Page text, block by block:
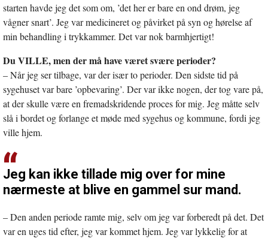
starten havde jeg det som om, ’det her er bare en ond drøm, jeg
vågner snart’. Jeg var medicineret og påvirket på syn og hørelse af
min behandling i trykkammer. Det var nok barmhjertigt!
Du VILLE, men der må have været svære perioder?
– Når jeg ser tilbage, var der især to perioder. Den sidste tid på
sygehuset var bare ’opbevaring’. Der var ikke nogen, der tog vare på,
at der skulle være en fremadskridende proces for mig. Jeg måtte selv
slå i bordet og forlange et møde med sygehus og kommune, fordi jeg
ville hjem.
Jeg kan ikke tillade mig over for mine
nærmeste at blive en gammel sur mand.
– Den anden periode ramte mig, selv om jeg var forberedt på det. Det
var en uges tid efter, jeg var kommet hjem. Jeg var lykkelig for at